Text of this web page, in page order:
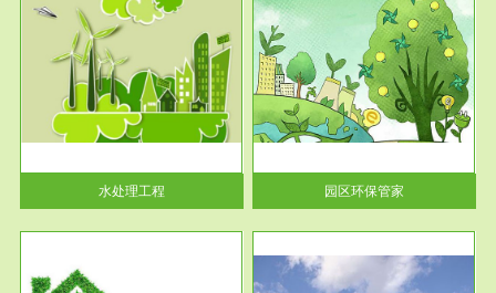
水处理工程
服务范围
园区环保管家
2016 年 4 月，环保部下发《关
于积极发挥环境保护作用促进供
给侧结...
园区环保管家